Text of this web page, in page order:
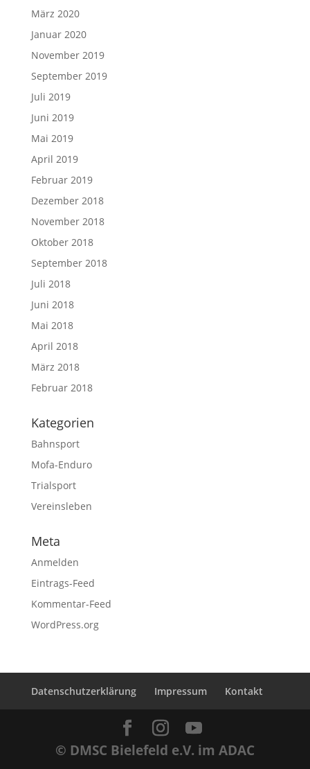
März 2020
Januar 2020
November 2019
September 2019
Juli 2019
Juni 2019
Mai 2019
April 2019
Februar 2019
Dezember 2018
November 2018
Oktober 2018
September 2018
Juli 2018
Juni 2018
Mai 2018
April 2018
März 2018
Februar 2018
Kategorien
Bahnsport
Mofa-Enduro
Trialsport
Vereinsleben
Meta
Anmelden
Eintrags-Feed
Kommentar-Feed
WordPress.org
Datenschutzerklärung Impressum Kontakt
© DMSC Bielefeld e.V. im ADAC